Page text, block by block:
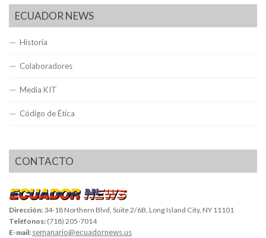
ECUADOR NEWS
Historia
Colaboradores
Media KIT
Código de Ética
CONTACTO
Dirección: 34-18 Northern Blvd, Suite 2/6B, Long Island City, NY 11101
Teléfonos: (718) 205-7014
E-mail: semanario@ecuadornews.us